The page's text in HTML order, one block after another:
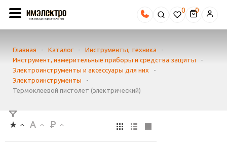
0
Главная - Каталог - Инструменты, техника
-
Инструмент, измерительные приборы и средства защиты
-
Электроинструменты и аксессуары для них
-
Электроинструменты
-
Термоклеевой пистолет (электрический)